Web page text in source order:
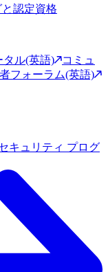
と認定資格
タル(英語)
コミュ
フォーラム(英語)
キュリティ プログ